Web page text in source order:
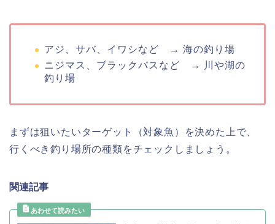
アジ、サバ、イワシなど → 海の釣り場
ニジマス、ブラックバスなど → 川や湖の
釣り場
まずは狙いたいターゲット（対象魚）を決めた上で、
行くべき釣り場所の種類をチェックしましょう。
関連記事